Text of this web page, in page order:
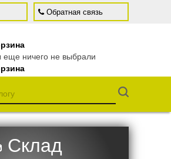
Обратная связь
еще ничего не выбрали
товаров:0м. (0 позиций)
Склад